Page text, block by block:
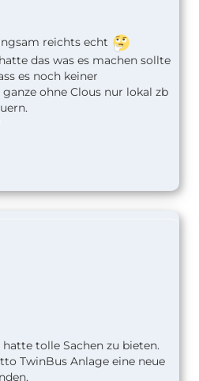
reichts echt
das was es machen sollte
es noch keiner
ohne Clous nur lokal zb
tolle Sachen zu bieten.
TwinBus Anlage eine neue